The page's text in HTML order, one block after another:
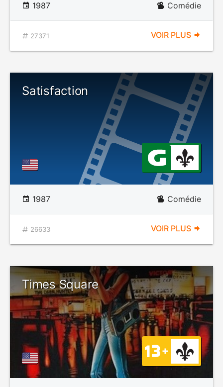
1987 Comédie
27371 VOIR PLUS
Satisfaction
1987 Comédie
26633 VOIR PLUS
Times Square